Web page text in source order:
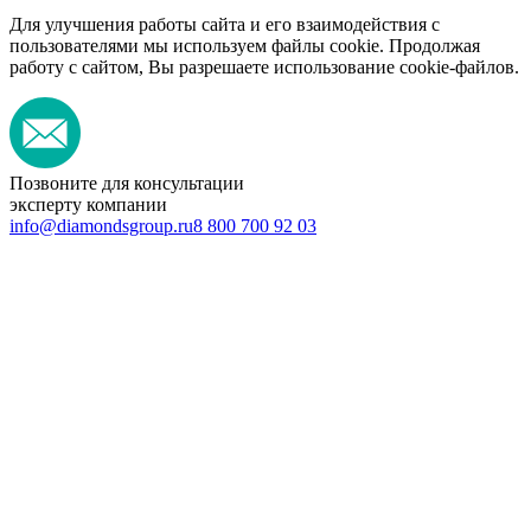
Для улучшения работы сайта и его взаимодействия с
пользователями мы используем файлы cookie. Продолжая
работу с сайтом, Вы разрешаете использование cookie-файлов.
Позвоните для консультации
эксперту компании
info@diamondsgroup.ru8 800 700 92 03